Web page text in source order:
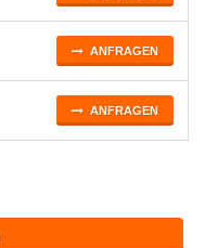
ANFRAGEN
ANFRAGEN